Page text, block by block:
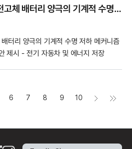
유재영 교수님, 한국항공우주연구원
수님 3분과 KAI, 한화에어로(사원님,
고려대-KETI, 차세대 전고체 배터리 양극의 기계적 수명 저하 메커니즘 규명 및 고성능 전극 설계 방안 제시
터리 양극의 기계적 수명 저하 메커니즘
제시 - 전기 자동차 및 에너지 저장
하 메커니즘을 세계 최초로 규명하고,
6 7 8 9 10